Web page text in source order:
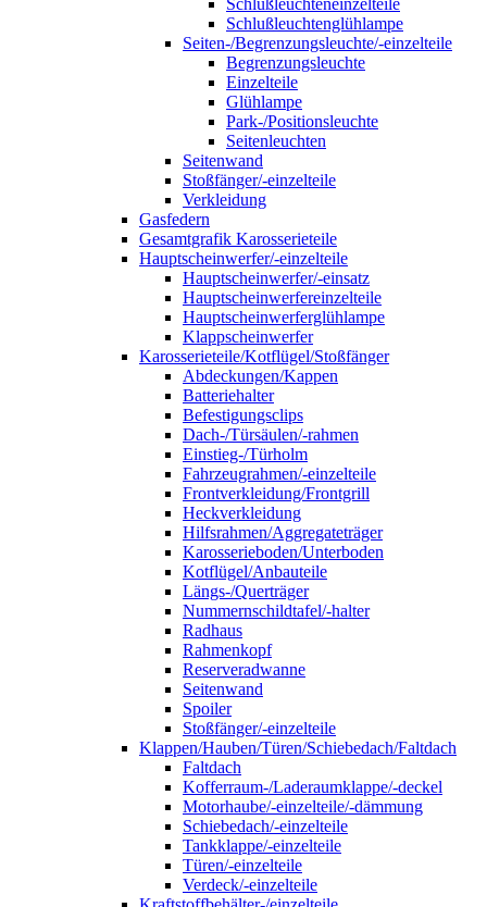
Schlußleuchteneinzelteile
Schlußleuchtenglühlampe
Seiten-/Begrenzungsleuchte/-einzelteile
Begrenzungsleuchte
Einzelteile
Glühlampe
Park-/Positionsleuchte
Seitenleuchten
Seitenwand
Stoßfänger/-einzelteile
Verkleidung
Gasfedern
Gesamtgrafik Karosserieteile
Hauptscheinwerfer/-einzelteile
Hauptscheinwerfer/-einsatz
Hauptscheinwerfereinzelteile
Hauptscheinwerferglühlampe
Klappscheinwerfer
Karosserieteile/Kotflügel/Stoßfänger
Abdeckungen/Kappen
Batteriehalter
Befestigungsclips
Dach-/Türsäulen/-rahmen
Einstieg-/Türholm
Fahrzeugrahmen/-einzelteile
Frontverkleidung/Frontgrill
Heckverkleidung
Hilfsrahmen/Aggregateträger
Karosserieboden/Unterboden
Kotflügel/Anbauteile
Längs-/Querträger
Nummernschildtafel/-halter
Radhaus
Rahmenkopf
Reserveradwanne
Seitenwand
Spoiler
Stoßfänger/-einzelteile
Klappen/Hauben/Türen/Schiebedach/Faltdach
Faltdach
Kofferraum-/Laderaumklappe/-deckel
Motorhaube/-einzelteile/-dämmung
Schiebedach/-einzelteile
Tankklappe/-einzelteile
Türen/-einzelteile
Verdeck/-einzelteile